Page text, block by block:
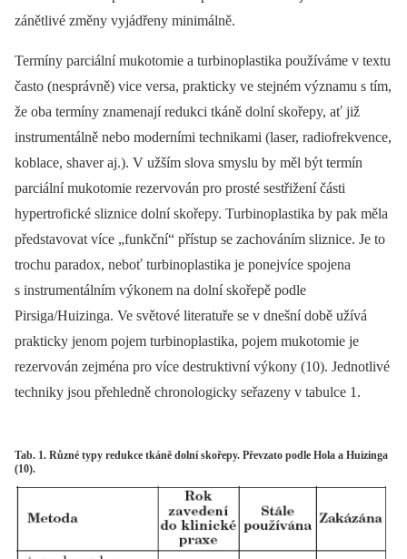
zánětlivé změny vyjádřeny minimálně.
Termíny parciální mukotomie a turbinoplastika používáme v textu
často (nesprávně) vice versa, prakticky ve stejném významu s tím,
že oba termíny znamenají redukci tkáně dolní skořepy, ať již
instrumentálně nebo moderními technikami (laser, radiofrekvence,
koblace, shaver aj.). V užším slova smyslu by měl být termín
parciální mukotomie rezervován pro prosté sestřižení části
hypertrofické sliznice dolní skořepy. Turbinoplastika by pak měla
představovat více „funkční“ přístup se zachováním sliznice. Je to
trochu paradox, neboť turbinoplastika je ponejvíce spojena
s instrumentálním výkonem na dolní skořepě podle
Pirsiga/Huizinga. Ve světové literatuře se v dnešní době užívá
prakticky jenom pojem turbinoplastika, pojem mukotomie je
rezervován zejména pro více destruktivní výkony (10). Jednotlivé
techniky jsou přehledně chronologicky seřazeny v tabulce 1.
Tab. 1. Různé typy redukce tkáně dolní skořepy. Převzato podle Hola a Huizinga
(10).